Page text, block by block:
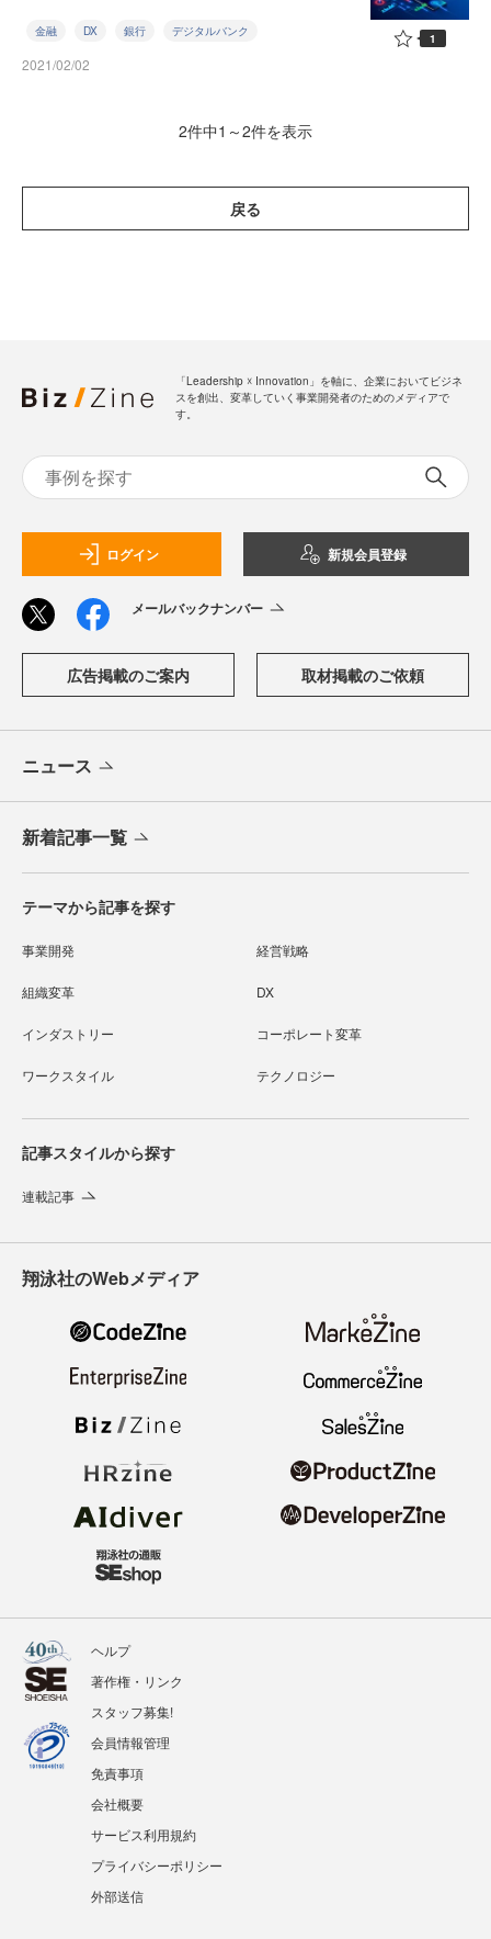
金融 DX 銀行 デジタルバンク
2021/02/02
1
2件中1～2件を表示
戻る
「Leadership ☓ Innovation」を軸に、企業においてビジネ
スを創出、変革していく事業開発者のためのメディアで
す。
ログイン 新規会員登録
メールバックナンバー
広告掲載のご案内 取材掲載のご依頼
ニュース
新着記事一覧
テーマから記事を探す
事業開発 経営戦略
組織変革 DX
インダストリー コーポレート変革
ワークスタイル テクノロジー
記事スタイルから探す
連載記事
翔泳社のWebメディア
ヘルプ
著作権・リンク
スタッフ募集!
会員情報管理
免責事項
会社概要
サービス利用規約
プライバシーポリシー
外部送信